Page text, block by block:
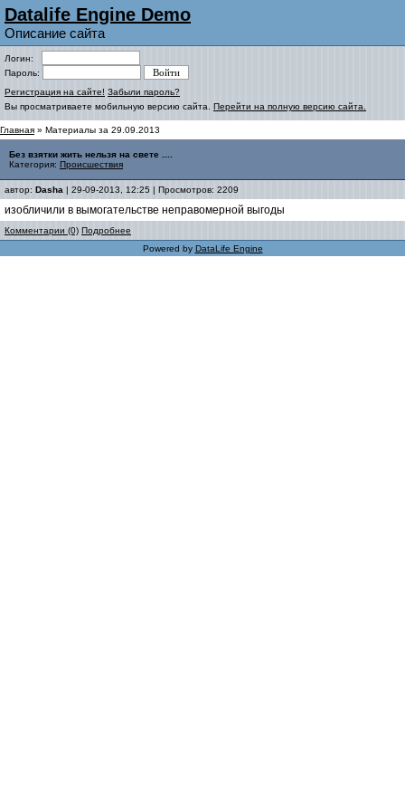
Datalife Engine Demo
Описание сайта
Логин:
Пароль:
Регистрация на сайте! Забыли пароль?
Вы просматриваете мобильную версию сайта. Перейти на полную версию сайта.
Главная » Материалы за 29.09.2013
Без взятки жить нельзя на свете ....
Категория: Происшествия
автор: Dasha | 29-09-2013, 12:25 | Просмотров: 2209
изобличили в вымогательстве неправомерной выгоды
Комментарии (0) Подробнее
Powered by DataLife Engine